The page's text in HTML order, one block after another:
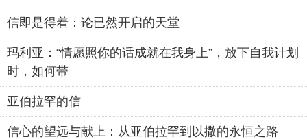
信即是得着：论已然开启的天堂
玛利亚：“情愿照你的话成就在我身上”，放下自我计划
时，如何带
亚伯拉罕的信
信心的望远与献上：从亚伯拉罕到以撒的永恒之路